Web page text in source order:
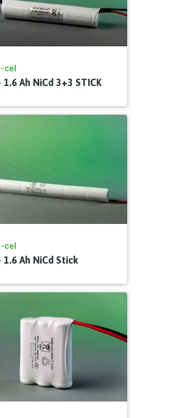
cel
1.6 Ah NiCd 3+3 STICK
cel
1.6 Ah NiCd Stick